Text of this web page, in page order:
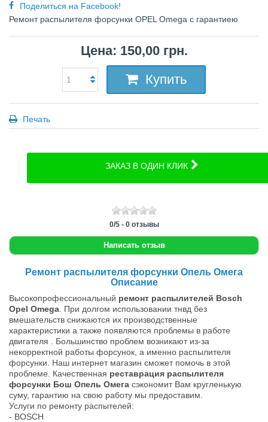
Поделиться на Facebook!
Ремонт распылителя форсунки OPEL Omega с гарантиею
Цена: 150,00 грн.
Купить
Печать
ЗАКАЗ В ОДИН КЛИК
0/5- 0отзывы
Написать отзыв
Ремонт распылителя форсунки Опель Омега
Описание
Высокопрофессиональный ремонт распылителей Bosch
Opel Omega . При долгом использовании тнвд без
вмешательств снижаются их производственные
характеристики а также появляются проблемы в работе
двигателя . Большинство проблем возникают из-за
некорректной работы форсунок, а именно распылителя
форсунки. Наш интернет магазин сможет помочь в этой
проблеме. Качественная реставрация распылителя
форсунки Бош Опель Омега сэкономит Вам кругленькую
суму, гарантию на свою работу мы предоставим.
Услуги по ремонту распытелей:
- BOSCH